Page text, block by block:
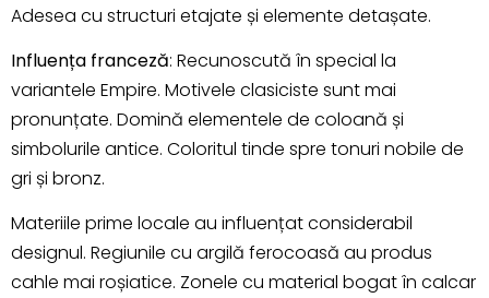
Adesea cu structuri etajate și elemente detașate.
Influența franceză: Recunoscută în special la
variantele Empire. Motivele clasiciste sunt mai
pronunțate. Domină elementele de coloană și
simbolurile antice. Coloritul tinde spre tonuri nobile de
gri și bronz.
Materiile prime locale au influențat considerabil
designul. Regiunile cu argilă ferocoasă au produs
cahle mai roșiatice. Zonele cu material bogat în calcar